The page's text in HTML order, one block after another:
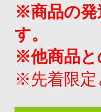
※商品の発
す。
※他商品と
※先着限定